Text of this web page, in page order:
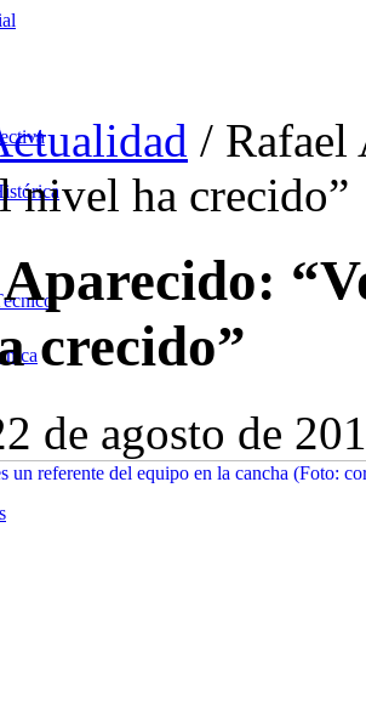
/ Rafael
nivel ha crecido”
crecido”
de agosto de